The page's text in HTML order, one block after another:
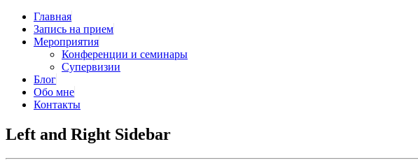
Главная
Запись на прием
Мероприятия
Конференции и семинары
Супервизии
Блог
Обо мне
Контакты
Left and Right Sidebar